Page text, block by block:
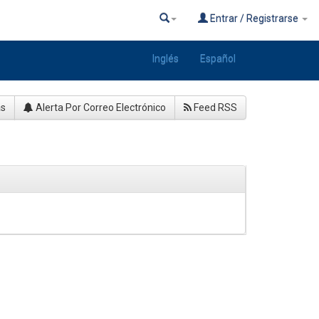
Entrar / Registrarse
Inglés Español
Alerta Por Correo Electrónico Feed RSS